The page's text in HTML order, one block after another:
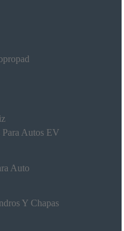
Para Autos EV
Auto
Y Chapas